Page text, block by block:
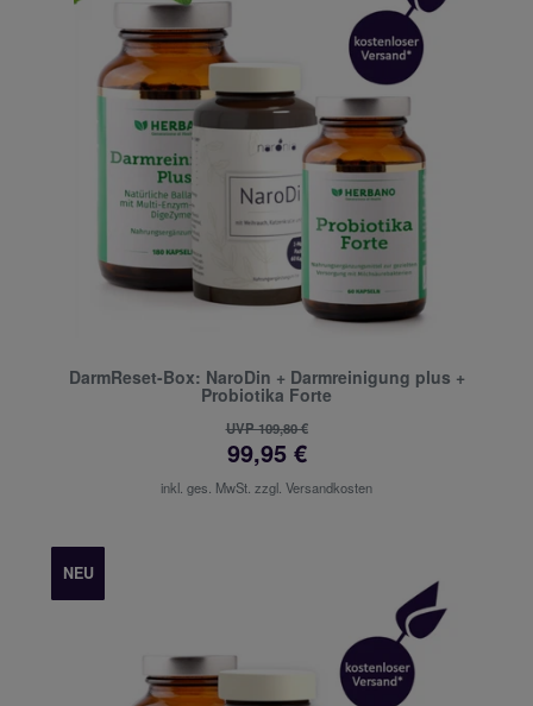
DarmReset-Box: NaroDin + Darmreinigung plus +
Probiotika Forte
UVP 109,80 €
99,95 €
inkl. ges. MwSt. zzgl. Versandkosten
NEU